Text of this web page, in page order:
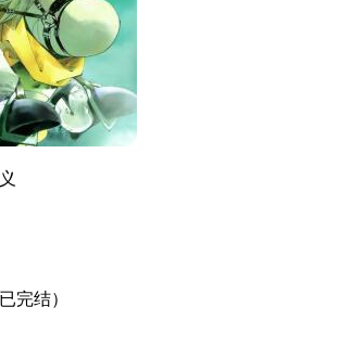
完结）